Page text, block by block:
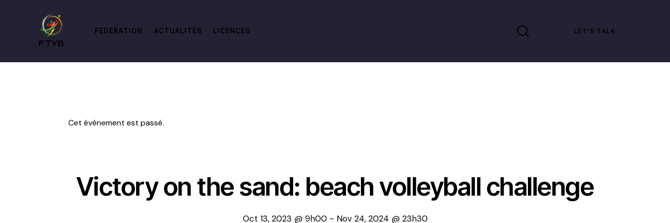
FEDERATION ACTUALITÉS LICENCES LET’S TALK
Cet évènement est passé.
Victory on the sand: beach volleyball challenge
Oct 13, 2023 @ 9h00- Nov 24, 2024 @ 23h30